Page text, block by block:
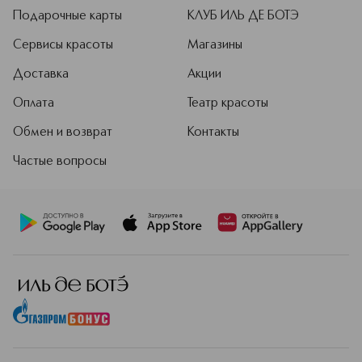
пространство, а творческая
лаборатория. Команда бренда
внимательно следит за трендами,
макияжа, которые останутся
Подарочные карты
Сервисы красоты
Доставка
Оплата
Обмен и возврат
Частые вопросы
КЛУБ ИЛЬ ДЕ БОТЭ
Магазины
Акции
Театр красоты
Контакты